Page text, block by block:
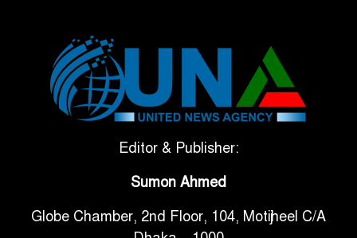
টানা ৩ ম্যাচে গোল ভিনির, ইতিহাস
বলছে বিশ্বকাপ জিতবে ব্রাজিল
সরকারি ৩শ কেজি বই বিক্রির
গাড়ি বিক্রির পর মালিকানা
Editor & Publisher:
Sumon Ahmed
Globe Chamber, 2nd Floor, 104, Motijheel C/A